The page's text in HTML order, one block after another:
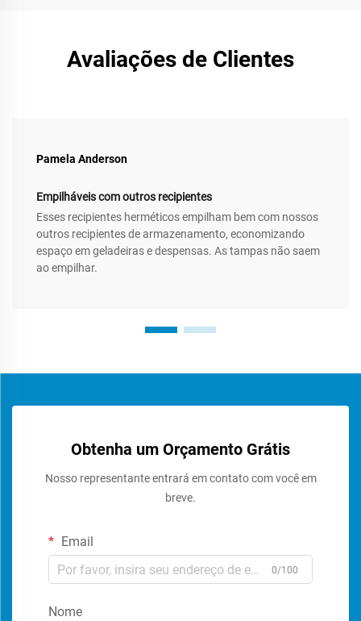
Avaliações de Clientes
Pamela Anderson
Empilháveis com outros recipientes
Esses recipientes herméticos empilham bem com nossos
outros recipientes de armazenamento, economizando
espaço em geladeiras e despensas. As tampas não saem
ao empilhar.
Obtenha um Orçamento Grátis
Nosso representante entrará em contato com você em
breve.
Email
0/100
Nome